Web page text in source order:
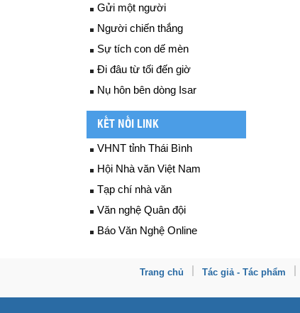
Gửi một người
Người chiến thắng
Sự tích con dế mèn
Đi đâu từ tối đến giờ
Nụ hôn bên dòng Isar
KẾT NỐI LINK
VHNT tỉnh Thái Bình
Hội Nhà văn Việt Nam
Tạp chí nhà văn
Văn nghệ Quân đội
Báo Văn Nghệ Online
Trang chủ Tác giả - Tác phẩm